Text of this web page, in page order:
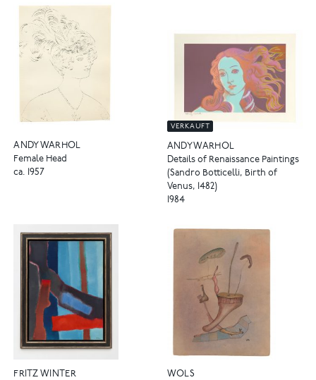
ANDY WARHOL
Female Head
ca. 1957
VERKAUFT
ANDY WARHOL
Details of Renaissance Paintings
(Sandro Botticelli, Birth of
Venus, 1482)
1984
FRITZ WINTER
WOLS